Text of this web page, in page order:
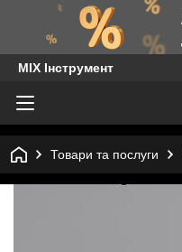
MIX Інструмент
Товари та послуги